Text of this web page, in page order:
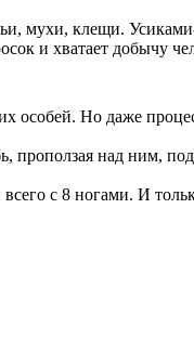
мухи, клещи.
и хватает добычу
особей. Но даже
проползая над ним,
с 8 ногами. И